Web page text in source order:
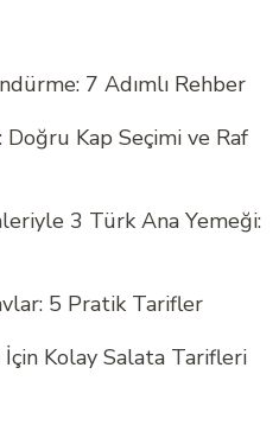
7 Adımlı Rehber
Kap Seçimi ve Raf
3 Türk Ana Yemeği:
5 Pratik Tarifler
Kolay Salata Tarifleri